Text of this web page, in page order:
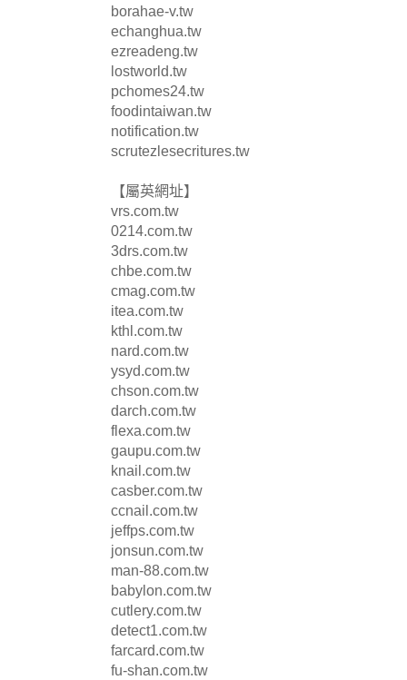
borahae-v.tw
echanghua.tw
ezreadeng.tw
lostworld.tw
pchomes24.tw
foodintaiwan.tw
notification.tw
scrutezlesecritures.tw
【屬英網址】
vrs.com.tw
0214.com.tw
3drs.com.tw
chbe.com.tw
cmag.com.tw
itea.com.tw
kthl.com.tw
nard.com.tw
ysyd.com.tw
chson.com.tw
darch.com.tw
flexa.com.tw
gaupu.com.tw
knail.com.tw
casber.com.tw
ccnail.com.tw
jeffps.com.tw
jonsun.com.tw
man-88.com.tw
babylon.com.tw
cutlery.com.tw
detect1.com.tw
farcard.com.tw
fu-shan.com.tw